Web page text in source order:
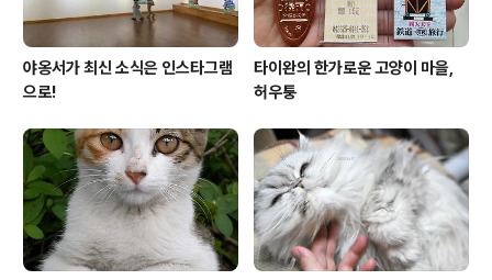
야옹서가 최신 소식은 인스타그램
으로!
타이완의 한가로운 고양이 마을,
허우퉁